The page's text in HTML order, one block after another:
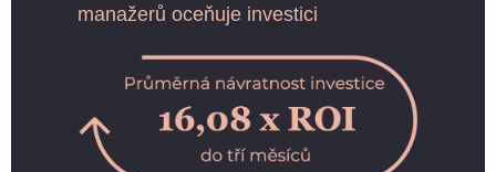
manažerů oceňuje investici